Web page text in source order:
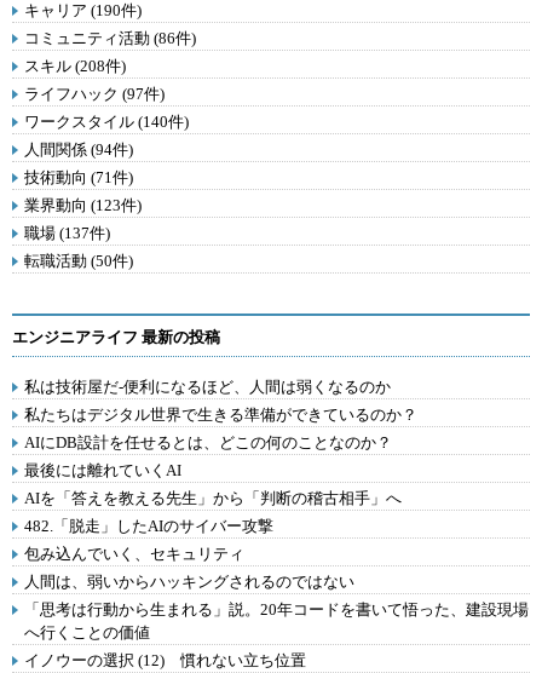
キャリア (190件)
コミュニティ活動 (86件)
スキル (208件)
ライフハック (97件)
ワークスタイル (140件)
人間関係 (94件)
技術動向 (71件)
業界動向 (123件)
職場 (137件)
転職活動 (50件)
エンジニアライフ 最新の投稿
私は技術屋だ-便利になるほど、人間は弱くなるのか
私たちはデジタル世界で生きる準備ができているのか？
AIにDB設計を任せるとは、どこの何のことなのか？
最後には離れていくAI
AIを「答えを教える先生」から「判断の稽古相手」へ
482.「脱走」したAIのサイバー攻撃
包み込んでいく、セキュリティ
人間は、弱いからハッキングされるのではない
「思考は行動から生まれる」説。20年コードを書いて悟った、建設現場
へ行くことの価値
イノウーの選択 (12) 慣れない立ち位置